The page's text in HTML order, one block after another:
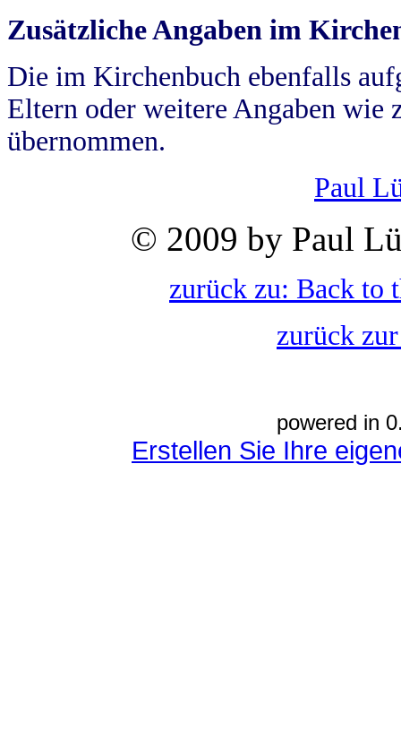
Zusätzliche Angaben im
Die im Kirchenbuch ebenfalls
Eltern oder weitere Angaben wie
übernommen.
Paul
© 2009 by Paul
zurück zu: Back to
zurück
powered in
Erstellen Sie Ihre